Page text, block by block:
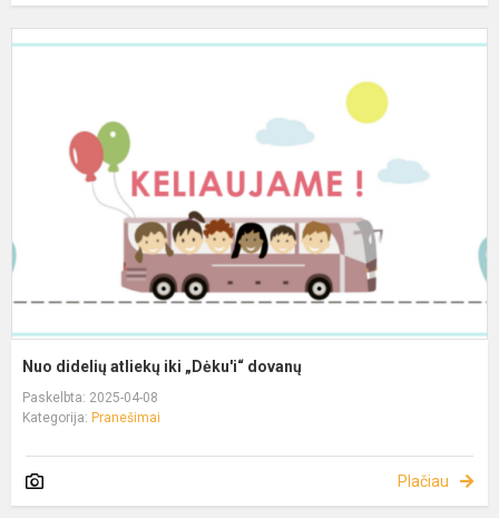
Nuo didelių atliekų iki „Dėku'i“ dovanų
Paskelbta: 2025-04-08
Kategorija: Pranešimai
Plačiau